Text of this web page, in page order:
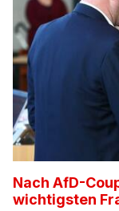
Nach AfD-
wichtigsten